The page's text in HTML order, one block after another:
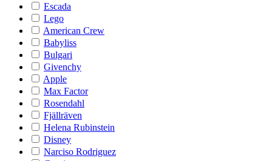
Escada
Lego
American Crew
Babyliss
Bulgari
Givenchy
Apple
Max Factor
Rosendahl
Fjällräven
Helena Rubinstein
Disney
Narciso Rodriguez